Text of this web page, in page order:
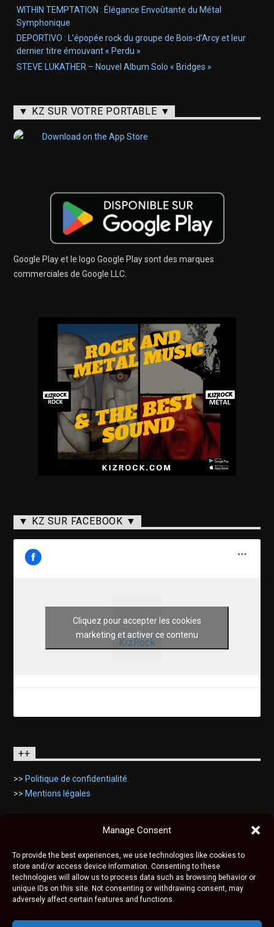
Manage Consent
To provide the best experiences, we use technologies like cookies to
store and/or access device information. Consenting to these
technologies will allow us to process data such as browsing behavior or
unique IDs on this site. Not consenting or withdrawing consent, may
adversely affect certain features and functions.
WITHIN TEMPTATION : Élégance Envoûtante du Métal
Symphonique
DEPORTIVO : L’épopée rock du groupe de Bois-d’Arcy et leur
dernier titre émouvant « Perdu »
STEVE LUKATHER – Nouvel Album Solo « Bridges »
▼ KZ SUR VOTRE PORTABLE ▼
Google Play et le logo Google Play sont des marques
commerciales de Google LLC.
▼ KZ SUR FACEBOOK ▼
KizRock
Cliquez pour accepter les cookies
marketing et activer ce contenu
++
>> Politique de confidentialité.
>> Mentions légales
réservés, 2020 - 2026